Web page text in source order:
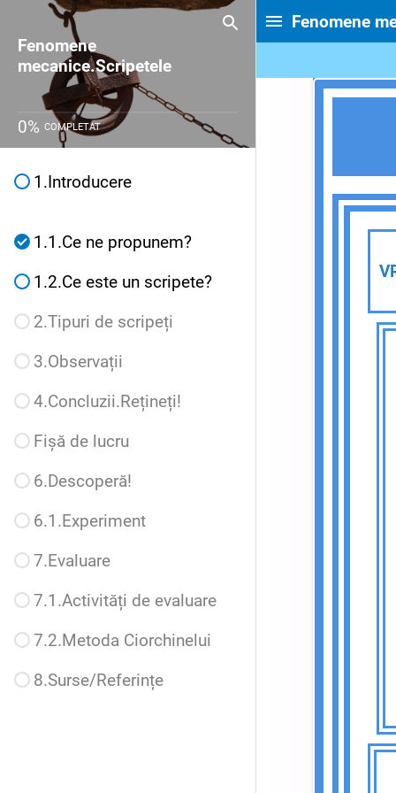
Fenomene
mecanice.Scripetele
0% COMPLETAT
1.Introducere
1.1.Ce ne propunem?
1.2.Ce este un scripete?
2.Tipuri de scripeți
3.Observații
4.Concluzii.Rețineți!
Fișă de lucru
6.Descoperă!
6.1.Experiment
7.Evaluare
7.1.Activități de evaluare
7.2.Metoda Ciorchinelui
8.Surse/Referințe
Fenomene